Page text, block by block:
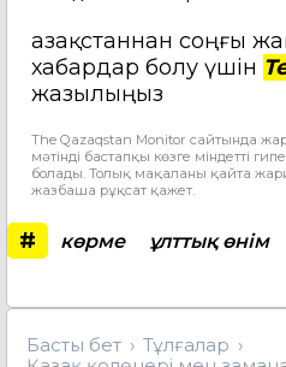
Қазақстаннан соңғы
хабардар болу үшін
жазылыңыз
The Qazaqstan Monitor сайтында
мәтінді бастапқы көзге міндетті
болады. Толық мақаланы қайта
жазбаша рұқсат қажет.
# көрме ұлттық өнім
Басты бет
Тұлғалар